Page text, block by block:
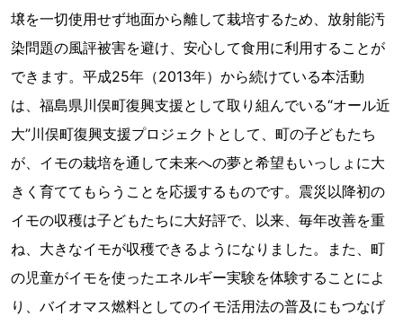
壌を一切使用せず地面から離して栽培するため、放射能汚
染問題の風評被害を避け、安心して食用に利用することが
できます。平成25年（2013年）から続けている本活動
は、福島県川俣町復興支援として取り組んでいる“オール近
大”川俣町復興支援プロジェクトとして、町の子どもたち
が、イモの栽培を通して未来への夢と希望もいっしょに大
きく育ててもらうことを応援するものです。震災以降初の
イモの収穫は子どもたちに大好評で、以来、毎年改善を重
ね、大きなイモが収穫できるようになりました。また、町
の児童がイモを使ったエネルギー実験を体験することによ
り、バイオマス燃料としてのイモ活用法の普及にもつなげ